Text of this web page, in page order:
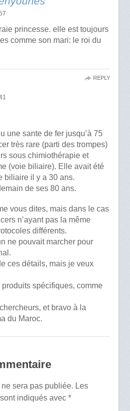
princesse. elle est toujours
comme son mari: le roi du
une sante de fer jusqu’à 75
très rare (parti des trompes)
sous chimiothérapie et
(voie biliaire). Elle avait été
biliaire il y a 30 ans.
de ses 80 ans.
vous dites, mais dans le cas
n’ayant pas la même
différents.
ne pouvait marcher pour
ces détails, mais je veux
spécifiques, comme
et bravo à la
du Maroc.
REPLY
sera pas publiée. Les
indiqués avec *